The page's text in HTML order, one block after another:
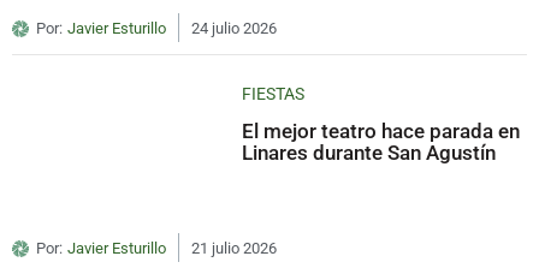
Por: Javier Esturillo 24 julio 2026
FIESTAS
El mejor teatro hace parada en
Linares durante San Agustín
Por: Javier Esturillo 21 julio 2026